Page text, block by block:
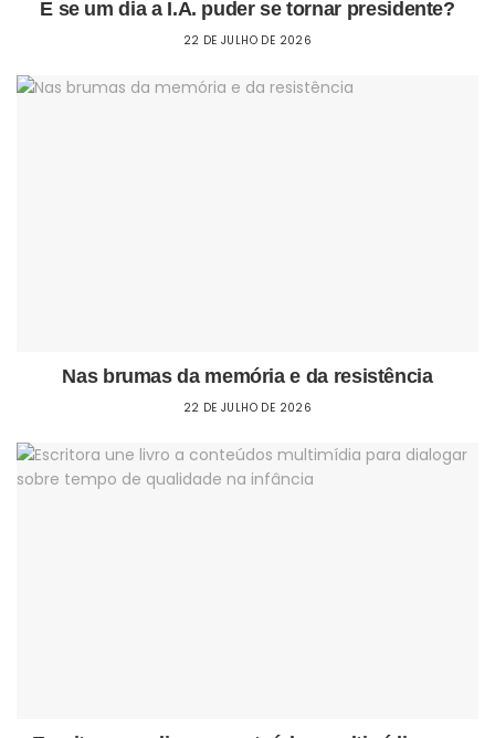
E se um dia a I.A. puder se tornar presidente?
22 DE JULHO DE 2026
Nas brumas da memória e da resistência
22 DE JULHO DE 2026